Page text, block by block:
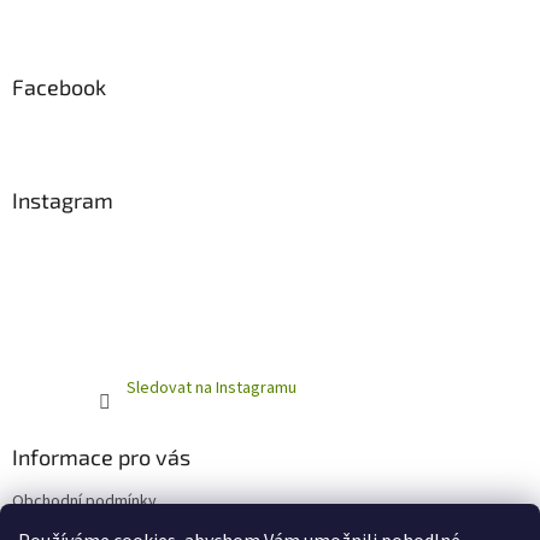
Facebook
Instagram
Sledovat na Instagramu
Informace pro vás
Obchodní podmínky
Podmínky ochrany osobních údajů